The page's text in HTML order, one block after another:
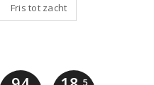
Fris tot zacht